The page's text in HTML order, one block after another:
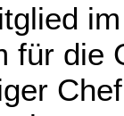
für die